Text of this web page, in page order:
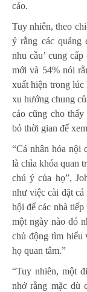
cáo.
Tuy nhiên, theo
ý rằng các quảng
nhu cầu’ cung
mới và 54% nói
xuất hiện trong
xu hướng chung
cáo cũng cho
bỏ thời gian để
“Cá nhân hóa nội
là chìa khóa quan
chú ý của họ”,
như việc cài đặt cá
hội để các nhà
một ngày nào đó
chủ động tìm hiểu
họ quan tâm.”
“Tuy nhiên, một
nhớ rằng mặc dù